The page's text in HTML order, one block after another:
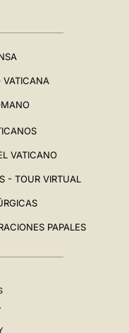
VATICANA
VATICANO
- TOUR VIRTUAL
PAPALES